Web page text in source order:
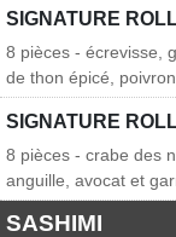
SIGNATURE
8 pièces - écrevisse,
de thon épicé,
SIGNATURE
8 pièces - crabe des
anguille, avocat et
SASHIMI